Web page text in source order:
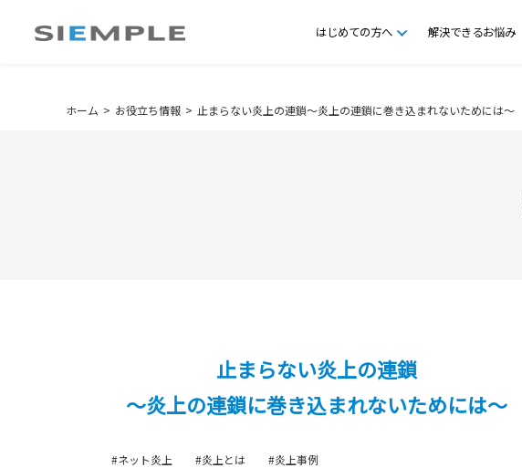
はじめての方へ 解決できるお悩み
ホーム お役立ち情報 止まらない炎上の連鎖～炎上の連鎖に巻き込まれないためには～
止まらない炎上の連鎖
～炎上の連鎖に巻き込まれないためには～
#ネット炎上 #炎上とは #炎上事例